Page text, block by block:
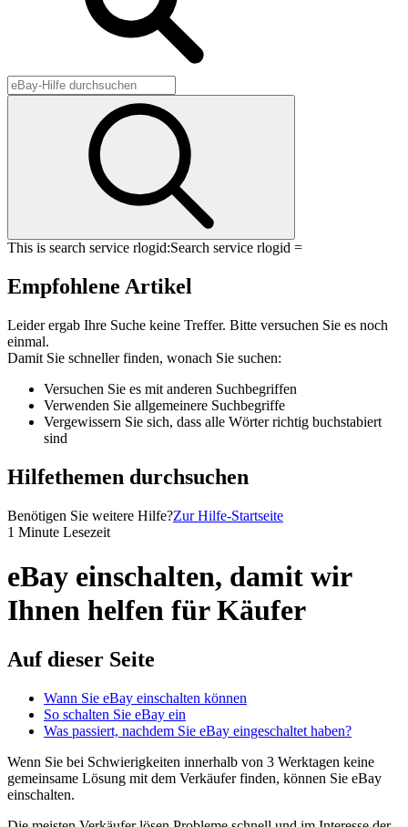
This is search service rlogid:Search service rlogid =
Empfohlene Artikel
Leider ergab Ihre Suche keine Treffer. Bitte versuchen Sie es noch
einmal.
Damit Sie schneller finden, wonach Sie suchen:
Versuchen Sie es mit anderen Suchbegriffen
Verwenden Sie allgemeinere Suchbegriffe
Vergewissern Sie sich, dass alle Wörter richtig buchstabiert
sind
Hilfethemen durchsuchen
Benötigen Sie weitere Hilfe?Zur Hilfe-Startseite
1 Minute Lesezeit
eBay einschalten, damit wir
Ihnen helfen für Käufer
Auf dieser Seite
Wann Sie eBay einschalten können
So schalten Sie eBay ein
Was passiert, nachdem Sie eBay eingeschaltet haben?
Wenn Sie bei Schwierigkeiten innerhalb von 3 Werktagen keine
gemeinsame Lösung mit dem Verkäufer finden, können Sie eBay
einschalten.